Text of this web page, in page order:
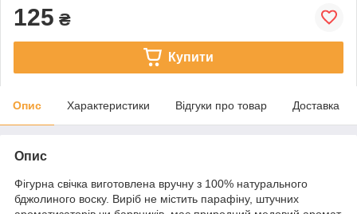
125 ₴
Купити
Опис Характеристики Відгуки про товар Доставка
Опис
Фігурна свічка виготовлена вручну з 100% натурального
бджолиного воску. Виріб не містить парафіну, штучних